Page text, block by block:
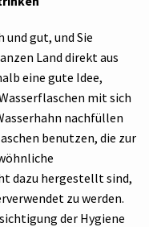
und gut, und Sie
Land direkt aus
eine gute Idee,
mit sich
nachfüllen
benutzen, die zur
dazu hergestellt sind,
zu werden.
der Hygiene